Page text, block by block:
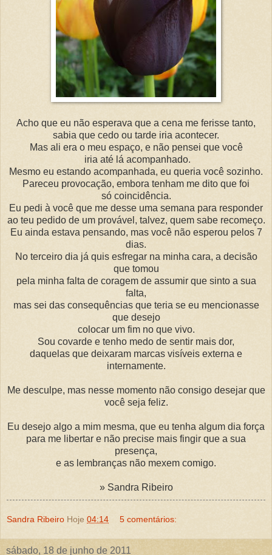
Acho que eu não esperava que a cena me ferisse tanto,
sabia que cedo ou tarde iria acontecer.
Mas ali era o meu espaço, e não pensei que você
iria até lá acompanhado.
Mesmo eu estando acompanhada, eu queria você sozinho.
Pareceu provocação, embora tenham me dito que foi
só coincidência.
Eu pedi à você que me desse uma semana para responder
ao teu pedido de um provável, talvez, quem sabe recomeço.
Eu ainda estava pensando, mas você não esperou pelos 7
dias.
No terceiro dia já quis esfregar na minha cara, a decisão
que tomou
pela minha falta de coragem de assumir que sinto a sua
falta,
mas sei das consequências que teria se eu mencionasse
que desejo
colocar um fim no que vivo.
Sou covarde e tenho medo de sentir mais dor,
daquelas que deixaram marcas visíveis externa e
internamente.
Me desculpe, mas nesse momento não consigo desejar que
você seja feliz.
Eu desejo algo a mim mesma, que eu tenha algum dia força
para me libertar e não precise mais fingir que a sua
presença,
e as lembranças não mexem comigo.
» Sandra Ribeiro
Sandra Ribeiro Hoje 04:14 5 comentários:
sábado, 18 de junho de 2011